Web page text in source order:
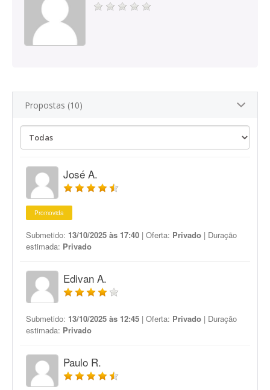
Propostas (10)
José A.
Promovida
Submetido: 13/10/2025 às 17:40 | Oferta: Privado | Duração
estimada: Privado
Edivan A.
Submetido: 13/10/2025 às 12:45 | Oferta: Privado | Duração
estimada: Privado
Paulo R.